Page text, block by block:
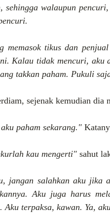
sehingga walaupun
memasok tikus dan
Kalau tidak mencuri, aku
takkan paham. Pukuli
sejenak kemudian dia
paham sekarang."
kau mengerti" sahut
jangan salahkan aku jika
Aku juga harus
Aku terpaksa, kawan. Ya,